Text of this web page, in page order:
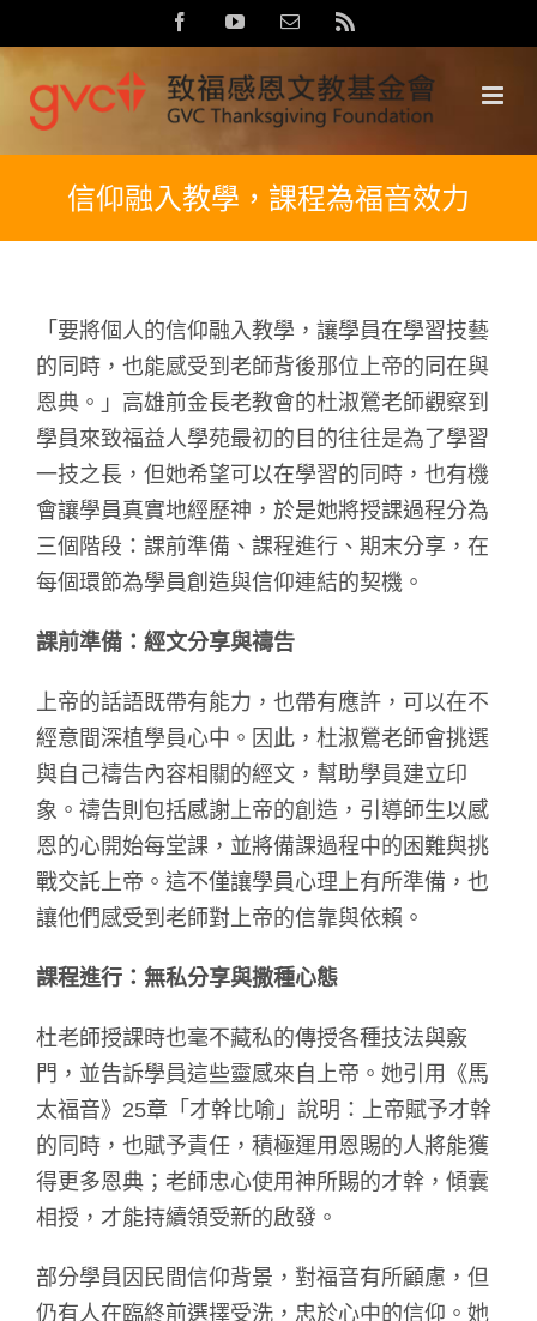
to
content
FacebookYouTubeEmail:
信仰融入教學，課程為福音效力
「要將個人的信仰融入教學，讓學員在學習技藝
的同時，也能感受到老師背後那位上帝的同在與
恩典。」高雄前金長老教會的杜淑鶯老師觀察到
學員來致福益人學苑最初的目的往往是為了學習
一技之長，但她希望可以在學習的同時，也有機
會讓學員真實地經歷神，於是她將授課過程分為
三個階段：課前準備、課程進行、期末分享，在
每個環節為學員創造與信仰連結的契機。
課前準備：經文分享與禱告
上帝的話語既帶有能力，也帶有應許，可以在不
經意間深植學員心中。因此，杜淑鶯老師會挑選
與自己禱告內容相關的經文，幫助學員建立印
象。禱告則包括感謝上帝的創造，引導師生以感
恩的心開始每堂課，並將備課過程中的困難與挑
戰交託上帝。這不僅讓學員心理上有所準備，也
讓他們感受到老師對上帝的信靠與依賴。
課程進行：無私分享與撒種心態
杜老師授課時也毫不藏私的傳授各種技法與竅
門，並告訴學員這些靈感來自上帝。她引用《馬
太福音》25章「才幹比喻」說明：上帝賦予才幹
的同時，也賦予責任，積極運用恩賜的人將能獲
得更多恩典；老師忠心使用神所賜的才幹，傾囊
相授，才能持續領受新的啟發。
部分學員因民間信仰背景，對福音有所顧慮，但
仍有人在臨終前選擇受洗，忠於心中的信仰。她